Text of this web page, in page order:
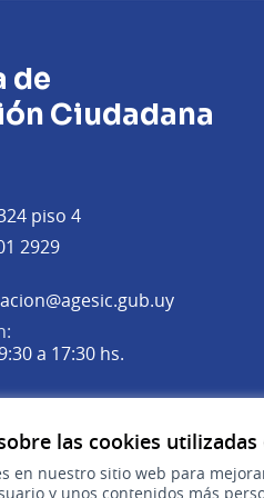
las cookies utilizadas
en nuestro sitio web para
y unos contenidos más
de
Ciudadana
piso 4
2929
(Abrir en
a 17:30 hs.